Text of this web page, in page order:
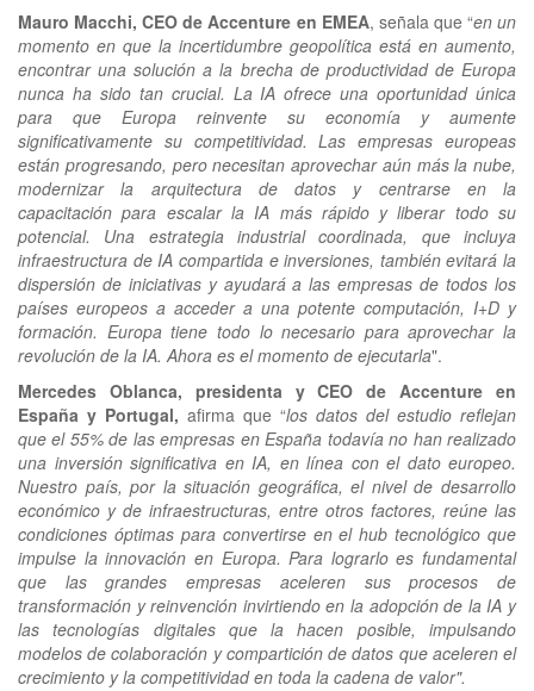
Mauro Macchi, CEO de Accenture en EMEA, señala que “en un
momento en que la incertidumbre geopolítica está en aumento,
encontrar una solución a la brecha de productividad de Europa
nunca ha sido tan crucial. La IA ofrece una oportunidad única
para que Europa reinvente su economía y aumente
significativamente su competitividad. Las empresas europeas
están progresando, pero necesitan aprovechar aún más la nube,
modernizar la arquitectura de datos y centrarse en la
capacitación para escalar la IA más rápido y liberar todo su
potencial. Una estrategia industrial coordinada, que incluya
infraestructura de IA compartida e inversiones, también evitará la
dispersión de iniciativas y ayudará a las empresas de todos los
países europeos a acceder a una potente computación, I+D y
formación. Europa tiene todo lo necesario para aprovechar la
revolución de la IA. Ahora es el momento de ejecutarla".
Mercedes Oblanca, presidenta y CEO de Accenture en
España y Portugal, afirma que “los datos del estudio reflejan
que el 55% de las empresas en España todavía no han realizado
una inversión significativa en IA, en línea con el dato europeo.
Nuestro país, por la situación geográfica, el nivel de desarrollo
económico y de infraestructuras, entre otros factores, reúne las
condiciones óptimas para convertirse en el hub tecnológico que
impulse la innovación en Europa. Para lograrlo es fundamental
que las grandes empresas aceleren sus procesos de
transformación y reinvención invirtiendo en la adopción de la IA y
las tecnologías digitales que la hacen posible, impulsando
modelos de colaboración y compartición de datos que aceleren el
crecimiento y la competitividad en toda la cadena de valor".